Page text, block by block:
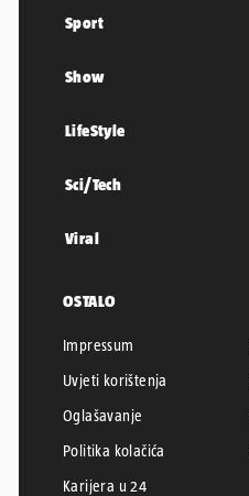
Sport
Show
LifeStyle
Sci/Tech
Viral
OSTALO
Impressum
Uvjeti korištenja
Oglašavanje
Politika kolačića
Karijera u 24